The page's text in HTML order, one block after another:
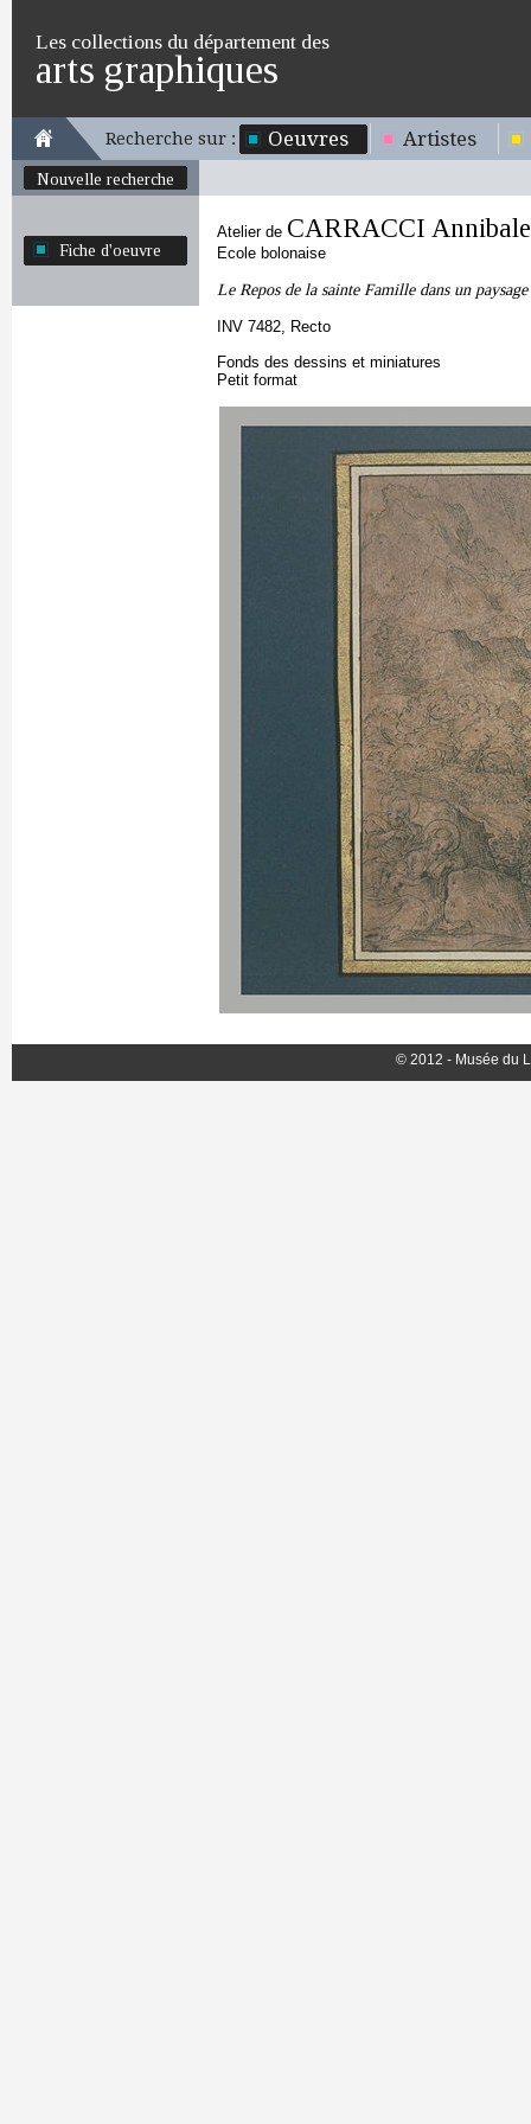
Les collections du département des
arts graphiques
Recherche sur : Oeuvres Artistes
Nouvelle recherche
Fiche d'oeuvre
Atelier de CARRACCI Annibale
Ecole bolonaise
Le Repos de la sainte Famille dans un paysage
INV 7482, Recto
Fonds des dessins et miniatures
Petit format
© 2012 - Musée du